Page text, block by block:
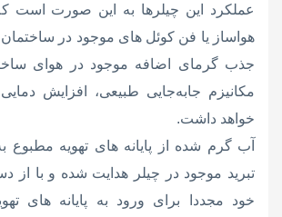
عملکرد این چیلرها به این صورت است
هواساز یا فن کوئل های موجود در
جذب گرمای اضافه موجود در هوای
خواهد داشت.
آب گرم شده از پایانه های تهویه
تبرید موجود در چیلر هدایت شده و با از
خود مجددا برای ورود به پایانه های